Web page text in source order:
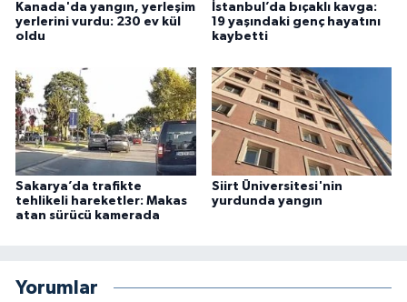
Kanada'da yangın, yerleşim
yerlerini vurdu: 230 ev kül
oldu
İstanbul’da bıçaklı kavga:
19 yaşındaki genç hayatını
kaybetti
Sakarya’da trafikte
tehlikeli hareketler: Makas
atan sürücü kamerada
Siirt Üniversitesi'nin
yurdunda yangın
Yorumlar